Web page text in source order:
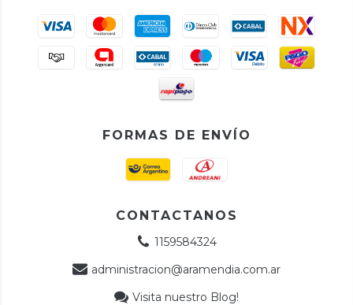
FORMAS DE ENVÍO
CONTACTANOS
1159584324
administracion@aramendia.com.ar
Visita nuestro Blog!